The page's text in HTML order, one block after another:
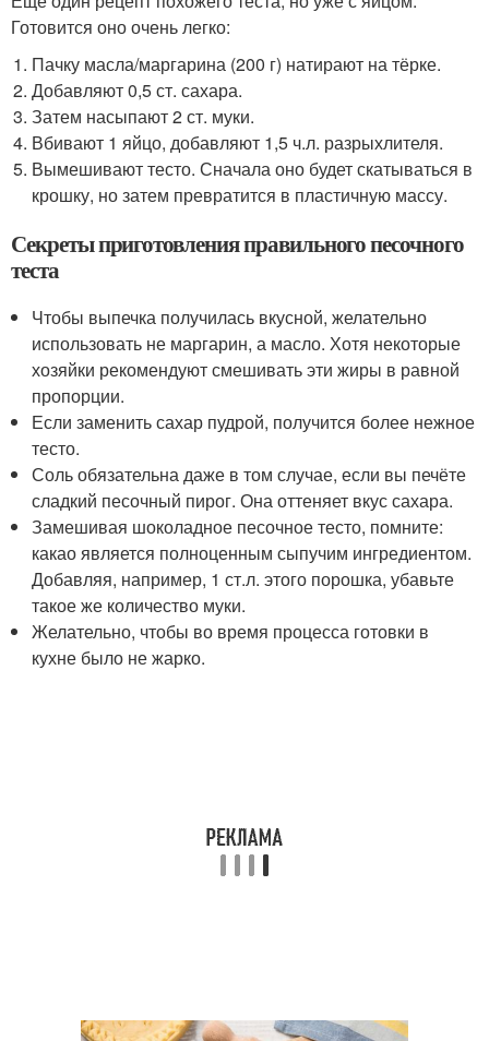
Готовится оно очень легко:
Пачку масла/маргарина (200 г) натирают на тёрке.
Добавляют 0,5 ст. сахара.
Затем насыпают 2 ст. муки.
Вбивают 1 яйцо, добавляют 1,5 ч.л. разрыхлителя.
Вымешивают тесто. Сначала оно будет скатываться в
крошку, но затем превратится в пластичную массу.
Секреты приготовления правильного песочного
теста
Чтобы выпечка получилась вкусной, желательно
использовать не маргарин, а масло. Хотя некоторые
хозяйки рекомендуют смешивать эти жиры в равной
пропорции.
Если заменить сахар пудрой, получится более нежное
тесто.
Соль обязательна даже в том случае, если вы печёте
сладкий песочный пирог. Она оттеняет вкус сахара.
Замешивая шоколадное песочное тесто, помните:
какао является полноценным сыпучим ингредиентом.
Добавляя, например, 1 ст.л. этого порошка, убавьте
такое же количество муки.
Желательно, чтобы во время процесса готовки в
кухне было не жарко.